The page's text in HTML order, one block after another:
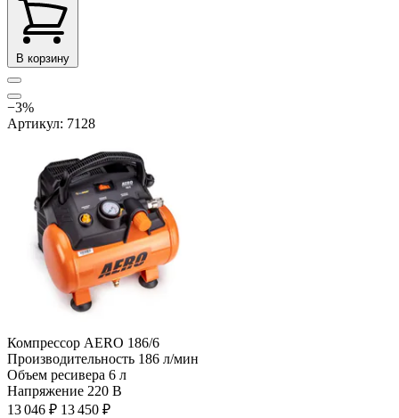
В корзину
−3%
Артикул: 7128
Компрессор AERO 186/6
Производительность 186 л/мин
Объем ресивера 6 л
Напряжение 220 В
13 046 ₽ 13 450 ₽